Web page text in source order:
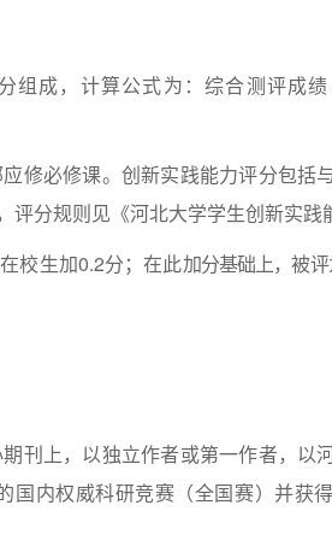
组成，计算公式为：综合测评成
修必修课。创新实践能力评分包括
评分规则见《河北大学学生创新实践
校生加0.2分；在此加分基础上，被评
刊上，以独立作者或第一作者，以
内权威科研竞赛（全国赛）并获